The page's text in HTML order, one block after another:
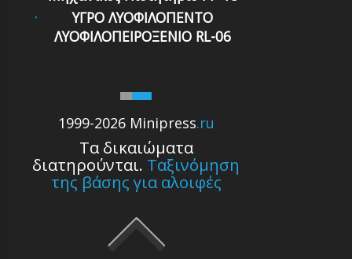
1999-2026 Minipress.ru
Τα δικαιώματα
διατηρούνται. Ταξινόμηση
της βάσης για αλοιφές
ΥΓΡΟ ΛΥΟΦΙΛΟΠΕΝΤΟ
ΛΥΟΦΙΛΟΠΕΙΡΟΞΕΝΙΟ RL-06